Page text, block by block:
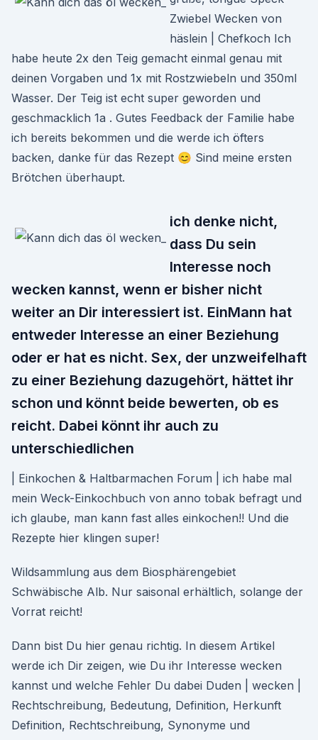
Zwiebel Wecken von
häslein | Chefkoch Ich
habe heute 2x den Teig gemacht einmal genau mit
deinen Vorgaben und 1x mit Rostzwiebeln und 350ml
Wasser. Der Teig ist echt super geworden und
geschmacklich 1a . Gutes Feedback der Familie habe
ich bereits bekommen und die werde ich öfters
backen, danke für das Rezept 😊 Sind meine ersten
Brötchen überhaupt.
ich denke nicht,
dass Du sein
Interesse noch
wecken kannst, wenn er bisher nicht
weiter an Dir interessiert ist. EinMann hat
entweder Interesse an einer Beziehung
oder er hat es nicht. Sex, der unzweifelhaft
zu einer Beziehung dazugehört, hättet ihr
schon und könnt beide bewerten, ob es
reicht. Dabei könnt ihr auch zu
unterschiedlichen
| Einkochen & Haltbarmachen Forum | ich habe mal
mein Weck-Einkochbuch von anno tobak befragt und
ich glaube, man kann fast alles einkochen!! Und die
Rezepte hier klingen super!
Wildsammlung aus dem Biosphärengebiet
Schwäbische Alb. Nur saisonal erhältlich, solange der
Vorrat reicht!
Dann bist Du hier genau richtig. In diesem Artikel
werde ich Dir zeigen, wie Du ihr Interesse wecken
kannst und welche Fehler Du dabei Duden | wecken |
Rechtschreibung, Bedeutung, Definition, Herkunft
Definition, Rechtschreibung, Synonyme und